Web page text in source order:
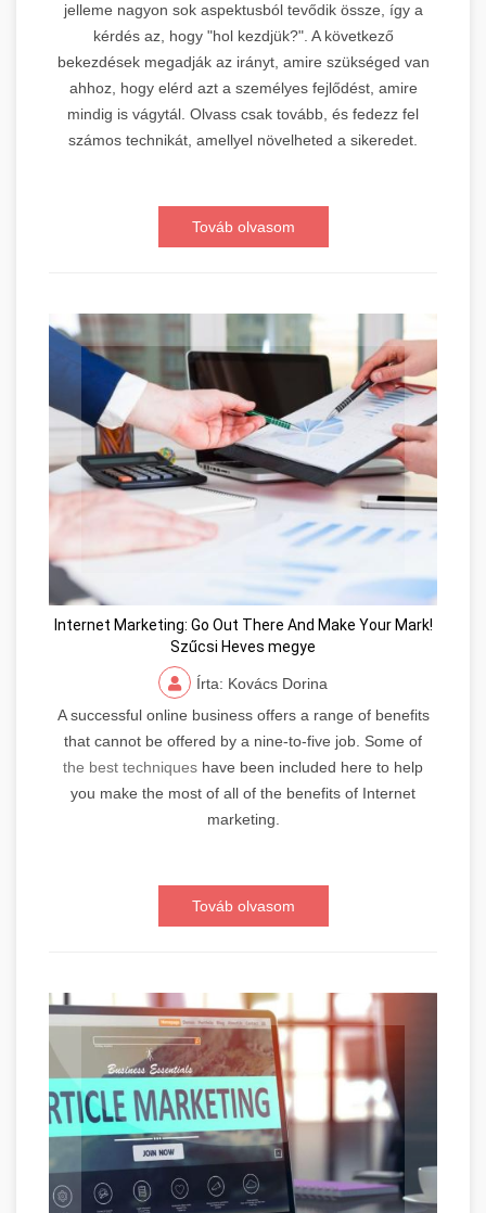
jelleme nagyon sok aspektusból tevődik össze, így a
kérdés az, hogy "hol kezdjük?". A következő
bekezdések megadják az irányt, amire szükséged van
ahhoz, hogy elérd azt a személyes fejlődést, amire
mindig is vágytál. Olvass csak tovább, és fedezz fel
számos technikát, amellyel növelheted a sikeredet.
Továb olvasom
Internet Marketing: Go Out There And Make Your Mark!
Szűcsi Heves megye
Írta: Kovács Dorina
A successful online business offers a range of benefits
that cannot be offered by a nine-to-five job. Some of
the best techniques have been included here to help
you make the most of all of the benefits of Internet
marketing.
Továb olvasom